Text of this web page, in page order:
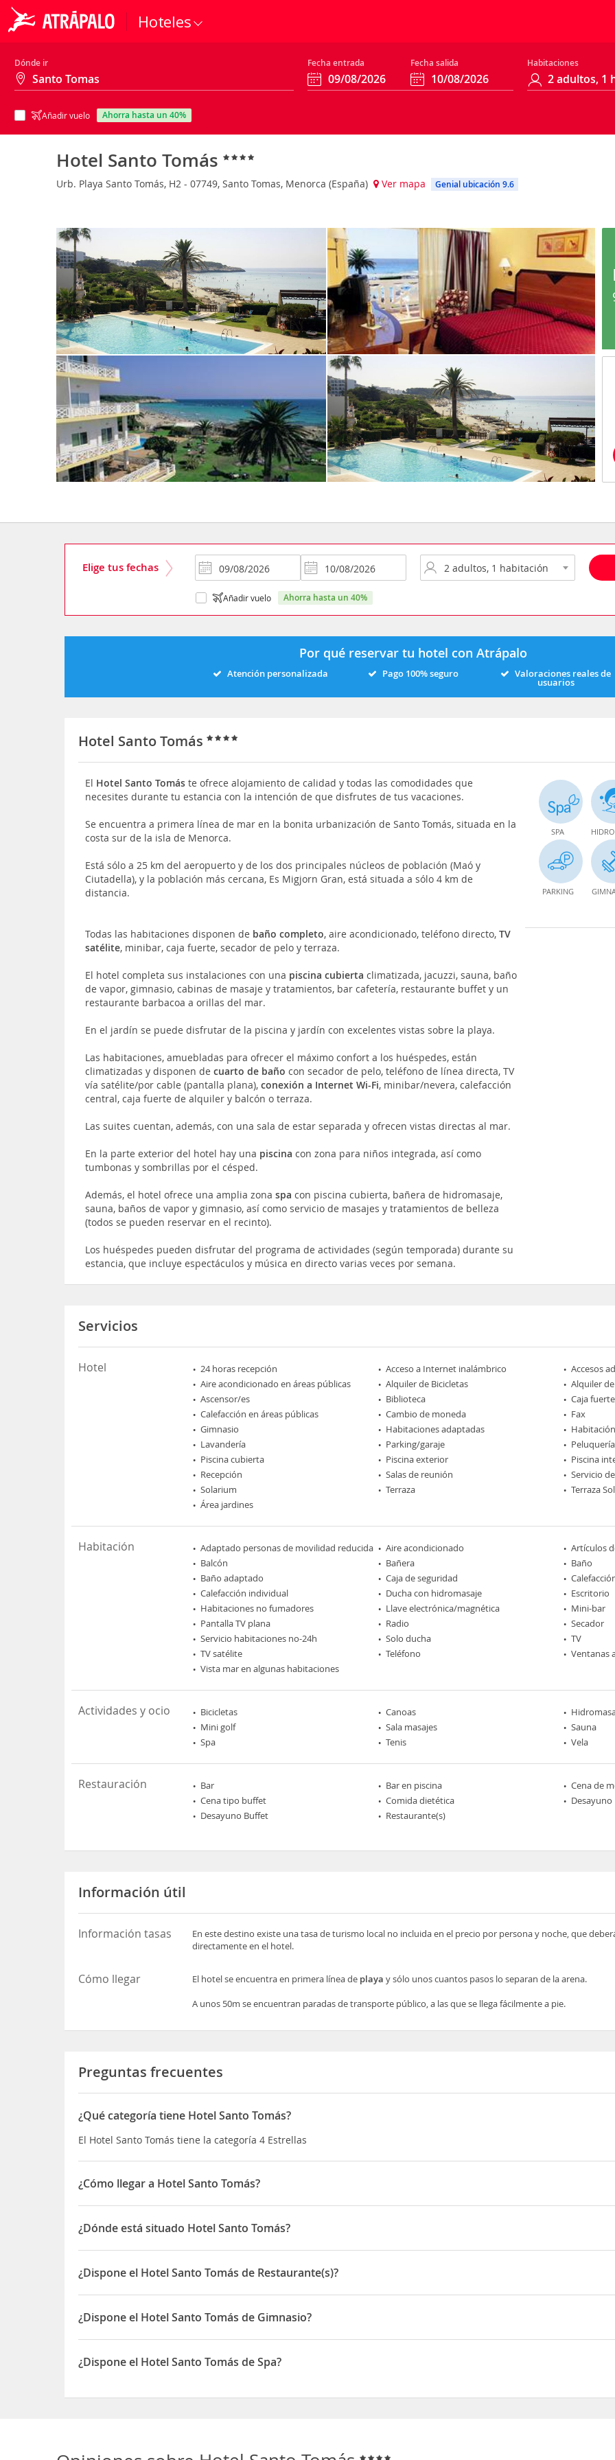
Hoteles
Dónde ir Fecha entrada Fecha salida Habitaciones
Añadir vuelo ahorra hasta un 40%
Hotel Santo Tomás
Urb. Playa Santo Tomás, H2 - 07749, Santo Tomas, Menorca (España) Ver mapa Genial ubicación 9.6
Elige tus fechas
Añadir vuelo ahorra hasta un 40%
Por qué reservar tu hotel con Atrápalo
Atención personalizada Pago 100% seguro Valoraciones reales de
usuarios
Hotel Santo Tomás
El Hotel Santo Tomáste ofrece alojamiento de calidad y todas las comodidades que
necesites durante tu estancia con la intención de que disfrutes de tus vacaciones.
Se encuentra a primera línea de mar en la bonita urbanización de Santo Tomás, situada en la
costa sur de la isla de Menorca.
Está sólo a 25 km del aeropuerto y de los dos principales núcleos de población (Maó y
Ciutadella), y la población más cercana, Es Migjorn Gran, está situada a sólo 4 km de
distancia.
Todas las habitaciones disponen de baño completo, aire acondicionado, teléfono directo,TV
satélite, minibar, caja fuerte, secador de pelo y terraza.
El hotel completa sus instalaciones con una piscina cubierta climatizada, jacuzzi, sauna, baño
de vapor, gimnasio, cabinas de masaje y tratamientos, bar cafetería, restaurante buffet y un
restaurante barbacoa a orillas del mar.
En el jardín se puede disfrutar de la piscina y jardín con excelentes vistas sobre la playa.
Las habitaciones, amuebladas para ofrecer el máximo confort a los huéspedes, están
climatizadas y disponen decuarto de baño con secador de pelo, teléfono de línea directa, TV
vía satélite/por cable (pantalla plana),conexión a Internet Wi-Fi, minibar/nevera, calefacción
central, caja fuerte de alquiler y balcón o terraza.
Las suites cuentan, además, con una sala de estar separada y ofrecen vistas directas al mar.
En la parte exterior del hotel hay una piscina con zona para niños integrada, así como
tumbonas y sombrillas por el césped.
Además, el hotel ofrece una amplia zonaspa con piscina cubierta, bañera de hidromasaje,
sauna, baños de vapor y gimnasio, así como servicio de masajes y tratamientos de belleza
(todos se pueden reservar en el recinto).
Los huéspedes pueden disfrutar del programa de actividades (según temporada) durante su
estancia, que incluye espectáculos y música en directo varias veces por semana.
SPA
PARKING
Servicios
Hotel 24 horas recepción Acceso a Internet inalámbrico
Accesos
Aire acondicionado en áreas públicas
Alquiler de Bicicletas
Alquiler
Ascensor/es
Biblioteca
Caja fuerte
Calefacción en áreas públicas
Cambio de moneda
Fax
Gimnasio
Habitaciones adaptadas
Lavandería
Parking/garaje
Peluquería
Piscina cubierta
Piscina exterior
Piscina
Recepción
Salas de reunión
Servicio
Solarium
Terraza
Terraza
Área jardines
Habitación Adaptado personas de movilidad reducida Aire acondicionado
Artículos
Balcón
Bañera
Baño
Baño adaptado
Caja de seguridad
Calefacción individual
Ducha con hidromasaje
Escritorio
Habitaciones no fumadores
Llave electrónica/magnética
Mini-bar
Pantalla TV plana
Radio
Secador
Servicio habitaciones no-24h
Solo ducha
TV
TV satélite
Teléfono
Ventanas
Vista mar en algunas habitaciones
Actividades y ocio Bicicletas Canoas
Mini golf
Sala masajes
Sauna
Spa
Tenis Vela
Restauración Bar Bar en piscina
Cena de
Cena tipo buffet
Comida dietética
Desayuno
Desayuno Buffet
Restaurante(s)
Información útil
Información tasas
En este destino existe una tasa de turismo local no incluida en el precio por persona y noche, que
directamente en el hotel.
Cómo llegar El hotel se encuentra en primera línea de playa y sólo unos cuantos pasos lo separan de la arena.
A unos 50m se encuentran paradas de transporte público, a las que se llega fácilmente a pie.
Preguntas frecuentes
¿Qué categoría tiene Hotel Santo Tomás?
El Hotel Santo Tomás tiene la categoría 4 Estrellas
¿Cómo llegar a Hotel Santo Tomás?
El hotel se encuentra en primera línea deplayay sólo unos cuantos pasos lo separan de la arena.
A unos 50m se encuentran paradas de transporte público, a las que se llega fácilmente a pie.
¿Dónde está situado Hotel Santo Tomás?
El Hotel Santo Tomás está situado en Urb. Playa Santo Tomás, H2 - 07749
¿Dispone el Hotel Santo Tomás de Restaurante(s)?
Sí, el Hotel Santo Tomás dispone de Restaurante(s)
¿Dispone el Hotel Santo Tomás de Gimnasio?
Sí, el Hotel Santo Tomás dispone de Gimnasio
¿Dispone el Hotel Santo Tomás de Spa?